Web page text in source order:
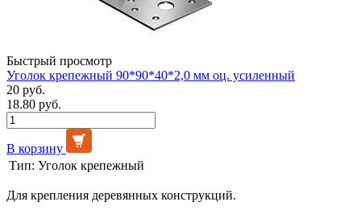
Быстрый просмотр
Уголок крепежный 90*90*40*2,0 мм оц. усиленный
20 руб.
18.80 руб.
В корзину
Тип: Уголок крепежный
Для крепления деревянных конструкций.